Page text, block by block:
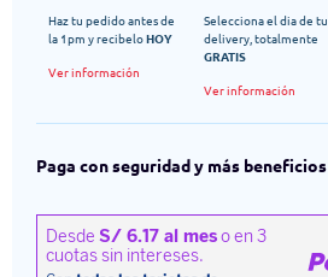
Haz tu pedido antes de
la 1pm y recibeloHOY
Ver información
Selecciona el dia de tu
delivery, totalmente
GRATIS
Ver información
Paga con seguridad y más beneficios